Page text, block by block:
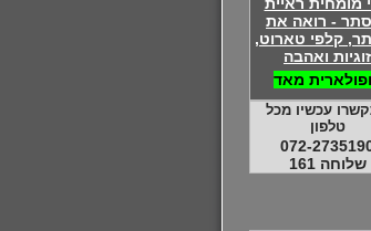
- רואה את
קלפי טארוט,
זוגיות ואהבה
מאד
עכשיו מכל
טלפון
072-
שלוחה 161